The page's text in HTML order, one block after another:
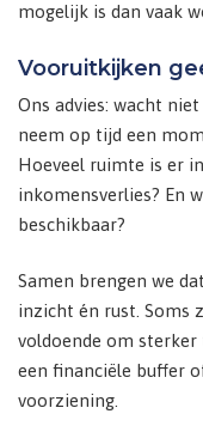
mogelijk is dan vaak
Vooruitkijken
Ons advies: wacht
neem op tijd een
Hoeveel ruimte is er
inkomensverlies? En
beschikbaar?
Samen brengen we
inzicht én rust. Soms
voldoende om sterker
een financiële buffer
voorziening.